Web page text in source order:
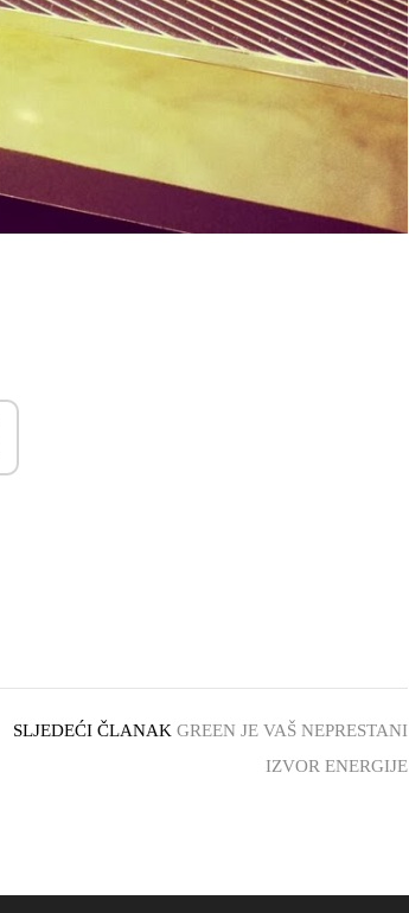
SLJEDEĆI ČLANAK GREEN JE VAŠ NEPRESTANI
IZVOR ENERGIJE